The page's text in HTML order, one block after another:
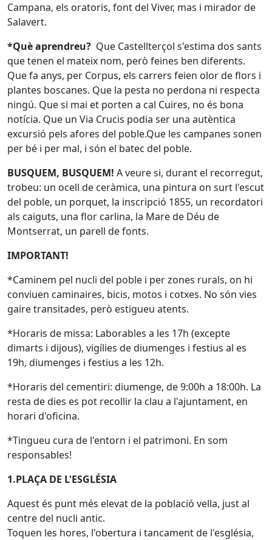
Campana, els oratoris, font del Viver, mas i mirador de
Salavert.
*Què aprendreu? Que Castellterçol s'estima dos sants
que tenen el mateix nom, però feines ben diferents.
Que fa anys, per Corpus, els carrers feien olor de flors i
plantes boscanes. Que la pesta no perdona ni respecta
ningú. Que si mai et porten a cal Cuires, no és bona
notícia. Que un Via Crucis podia ser una autèntica
excursió pels afores del poble.Que les campanes sonen
per bé i per mal, i són el batec del poble.
BUSQUEM, BUSQUEM! A veure si, durant el recorregut,
trobeu: un ocell de ceràmica, una pintura on surt l'escut
del poble, un porquet, la inscripció 1855, un recordatori
als caiguts, una flor carlina, la Mare de Déu de
Montserrat, un parell de fonts.
IMPORTANT!
*Caminem pel nucli del poble i per zones rurals, on hi
conviuen caminaires, bicis, motos i cotxes. No són vies
gaire transitades, però estigueu atents.
*Horaris de missa: Laborables a les 17h (excepte
dimarts i dijous), vigílies de diumenges i festius al es
19h, diumenges i festius a les 12h.
*Horaris del cementiri: diumenge, de 9:00h a 18:00h. La
resta de dies es pot recollir la clau a l'ajuntament, en
horari d'oficina.
*Tingueu cura de l'entorn i el patrimoni. En som
responsables!
1.PLAÇA DE L'ESGLÉSIA
Aquest és punt més elevat de la població vella, just al
centre del nucli antic.
Toquen les hores, l'obertura i tancament de l'església,